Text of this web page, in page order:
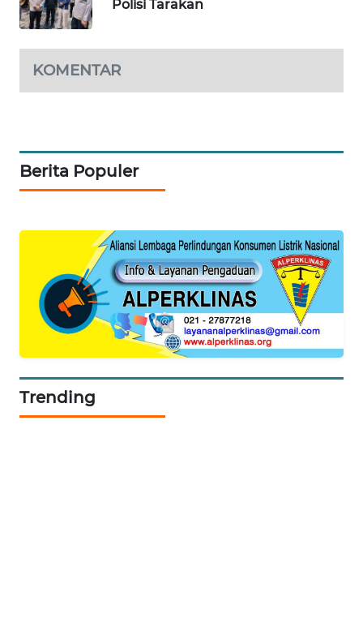
Polisi Tarakan
KOMENTAR
Berita Populer
Trending
NET
PLN
WATCH
LPKKI
PORTAL
KONSUMEN
ALPERKLINAS